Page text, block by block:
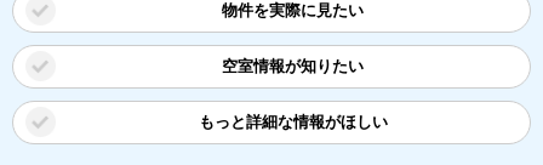
物件を実際に見たい
空室情報が知りたい
もっと詳細な情報がほしい